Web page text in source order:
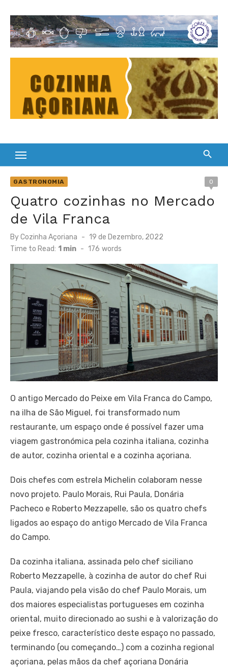
content
Cultura Gastronómica dos Açores
GASTRONOMIA 0
Quatro cozinhas no Mercado
de Vila Franca
ByCozinha Açoriana
Posted
on
19 de Dezembro, 2022
Time to Read: 1 min - 176 words
O antigo Mercado do Peixe em Vila Franca do Campo,
na ilha de São Miguel, foi transformado num
restaurante, um espaço onde é possível fazer uma
viagem gastronómica pela cozinha italiana, cozinha
de autor, cozinha oriental e a cozinha açoriana.
Dois chefes com estrela Michelin colaboram nesse
novo projeto. Paulo Morais, Rui Paula, Donária
Pacheco e Roberto Mezzapelle, são os quatro chefs
ligados ao espaço do antigo Mercado de Vila Franca
do Campo.
Da cozinha italiana, assinada pelo chef siciliano
Roberto Mezzapelle, à cozinha de autor do chef Rui
Paula, viajando pela visão do chef Paulo Morais, um
dos maiores especialistas portugueses em cozinha
oriental, muito direcionado ao sushi e à valorização do
peixe fresco, característico deste espaço no passado,
terminando (ou começando…) com a cozinha regional
açoriana, pelas mãos da chef açoriana Donária